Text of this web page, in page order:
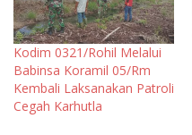
Kodim 0321/Rohil Melalui
Babinsa Koramil 05/Rm
Kembali Laksanakan Patroli
Cegah Karhutla